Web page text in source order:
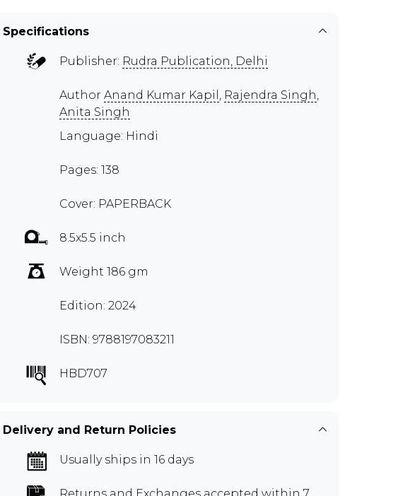
Specifications
Publisher: Rudra Publication, Delhi
Author Anand Kumar Kapil , Rajendra Singh,
Anita Singh
Language: Hindi
Pages: 138
Cover: PAPERBACK
8.5x5.5 inch
Weight 186 gm
Edition: 2024
ISBN: 9788197083211
HBD707
Delivery and Return Policies
Usually ships in 16 days